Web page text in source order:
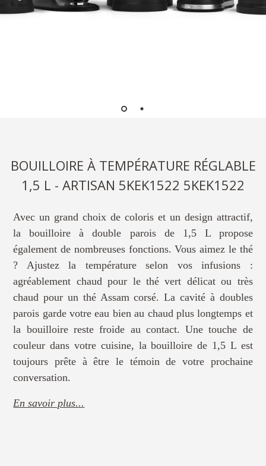
BOUILLOIRE À TEMPÉRATURE RÉGLABLE
1,5 L - ARTISAN 5KEK1522 5KEK1522
Avec un grand choix de coloris et un design attractif,
la bouilloire à double parois de 1,5 L propose
également de nombreuses fonctions. Vous aimez le thé
? Ajustez la température selon vos infusions :
agréablement chaud pour le thé vert délicat ou très
chaud pour un thé Assam corsé. La cavité à doubles
parois garde votre eau bien au chaud plus longtemps et
la bouilloire reste froide au contact. Une touche de
couleur dans votre cuisine, la bouilloire de 1,5 L est
toujours prête à être le témoin de votre prochaine
conversation.
En savoir plus...